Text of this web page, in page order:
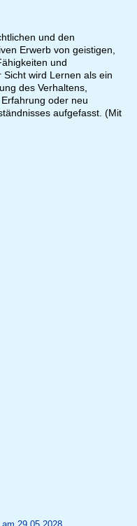
und den
Erwerb von geistigen,
und
wird Lernen als ein
des Verhaltens,
oder neu
aufgefasst. (Mit